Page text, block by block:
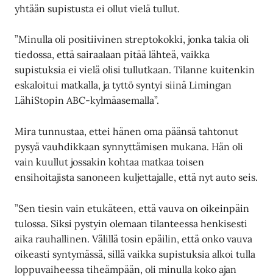
yhtään supistusta ei ollut vielä tullut.
”Minulla oli positiivinen streptokokki, jonka takia oli
tiedossa, että sairaalaan pitää lähteä, vaikka
supistuksia ei vielä olisi tullutkaan. Tilanne kuitenkin
eskaloitui matkalla, ja tyttö syntyi siinä Limingan
LähiStopin ABC-kylmäasemalla”.
Mira tunnustaa, ettei hänen oma päänsä tahtonut
pysyä vauhdikkaan synnyttämisen mukana. Hän oli
vain kuullut jossakin kohtaa matkaa toisen
ensihoitajista sanoneen kuljettajalle, että nyt auto seis.
”Sen tiesin vain etukäteen, että vauva on oikeinpäin
tulossa. Siksi pystyin olemaan tilanteessa henkisesti
aika rauhallinen. Välillä tosin epäilin, että onko vauva
oikeasti syntymässä, sillä vaikka supistuksia alkoi tulla
loppuvaiheessa tiheämpään, oli minulla koko ajan